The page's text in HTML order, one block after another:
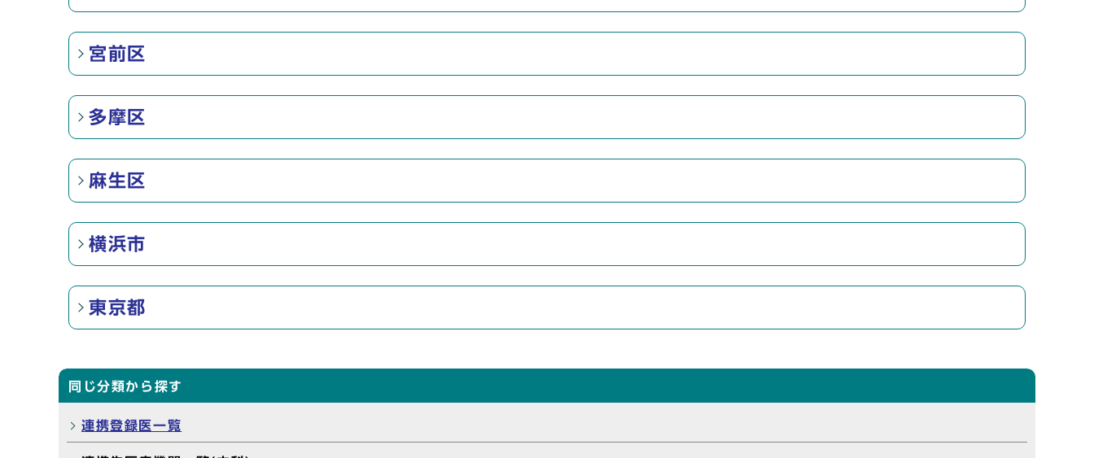
宮前区
多摩区
麻生区
横浜市
東京都
同じ分類から探す
連携登録医一覧